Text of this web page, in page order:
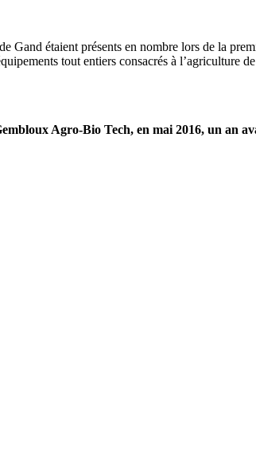
Gand étaient présents en nombre lors de la
tout entiers consacrés à l’agriculture
Agro-Bio Tech, en mai 2016, un an